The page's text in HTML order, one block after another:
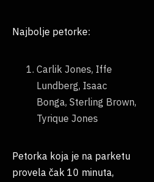
Najbolje petorke:
Carlik Jones, Iffe
Lundberg, Isaac
Bonga, Sterling Brown,
Tyrique Jones
Petorka koja je na parketu
provela čak 10 minuta,